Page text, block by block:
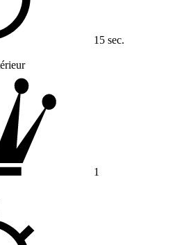
15 sec.
1